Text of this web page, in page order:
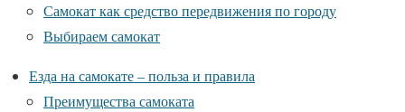
Самокат как средство передвижения по городу
Выбираем самокат
Езда на самокате – польза и правила
Преимущества самоката